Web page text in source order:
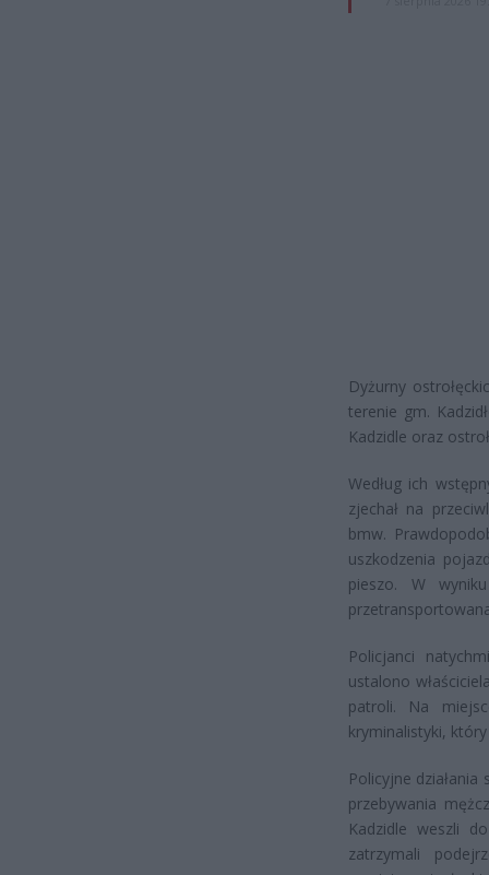
Dyżurny
terenie gm.
Kadzidle oraz
Według ich
zjechał na
bmw.
uszkodzenia
pieszo. W
Policjanci
ustalono
patroli. Na
kryminalistyki, który
Policyjne
przebywania
Kadzidle weszli
zatrzymali